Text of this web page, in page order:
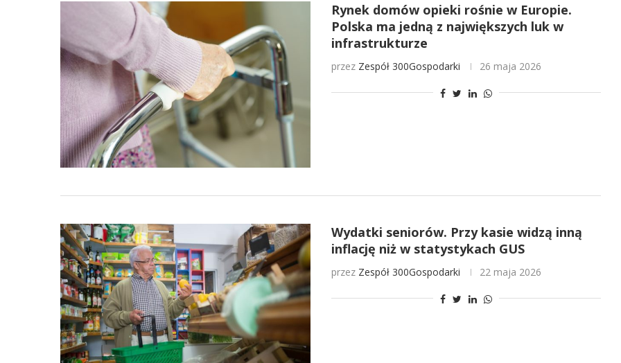
Rynek domów opieki rośnie w Europie.
Polska ma jedną z największych luk w
infrastrukturze
przez Zespół 300Gospodarki 26 maja 2026
Wydatki seniorów. Przy kasie widzą inną
inflację niż w statystykach GUS
przez Zespół 300Gospodarki 22 maja 2026